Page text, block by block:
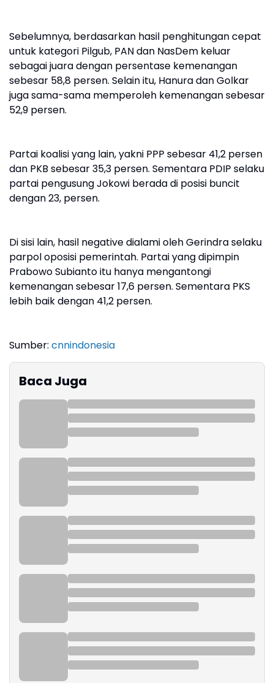
Sebelumnya, berdasarkan hasil penghitungan cepat
untuk kategori Pilgub, PAN dan NasDem keluar
sebagai juara dengan persentase kemenangan
sebesar 58,8 persen. Selain itu, Hanura dan Golkar
juga sama-sama memperoleh kemenangan sebesar
52,9 persen.
Partai koalisi yang lain, yakni PPP sebesar 41,2 persen
dan PKB sebesar 35,3 persen. Sementara PDIP selaku
partai pengusung Jokowi berada di posisi buncit
dengan 23, persen.
Di sisi lain, hasil negative dialami oleh Gerindra selaku
parpol oposisi pemerintah. Partai yang dipimpin
Prabowo Subianto itu hanya mengantongi
kemenangan sebesar 17,6 persen. Sementara PKS
lebih baik dengan 41,2 persen.
Sumber: cnnindonesia
Baca Juga